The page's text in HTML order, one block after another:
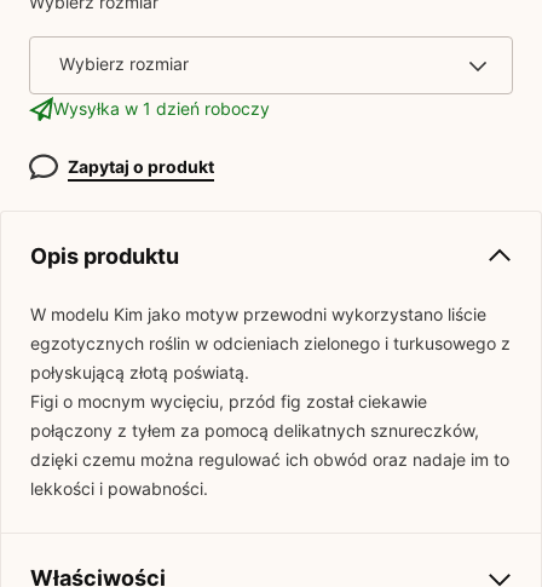
Wybierz rozmiar
Wysyłka w 1 dzień roboczy
Zapytaj o produkt
Opis produktu
W modelu Kim jako motyw przewodni wykorzystano liście
egzotycznych roślin w odcieniach zielonego i turkusowego z
połyskującą złotą poświatą.
Figi o mocnym wycięciu, przód fig został ciekawie
połączony z tyłem za pomocą delikatnych sznureczków,
dzięki czemu można regulować ich obwód oraz nadaje im to
lekkości i powabności.
Właściwości